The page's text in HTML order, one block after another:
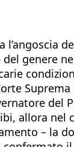
genere
del
allora nel
– la